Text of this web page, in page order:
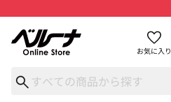
お気に入り